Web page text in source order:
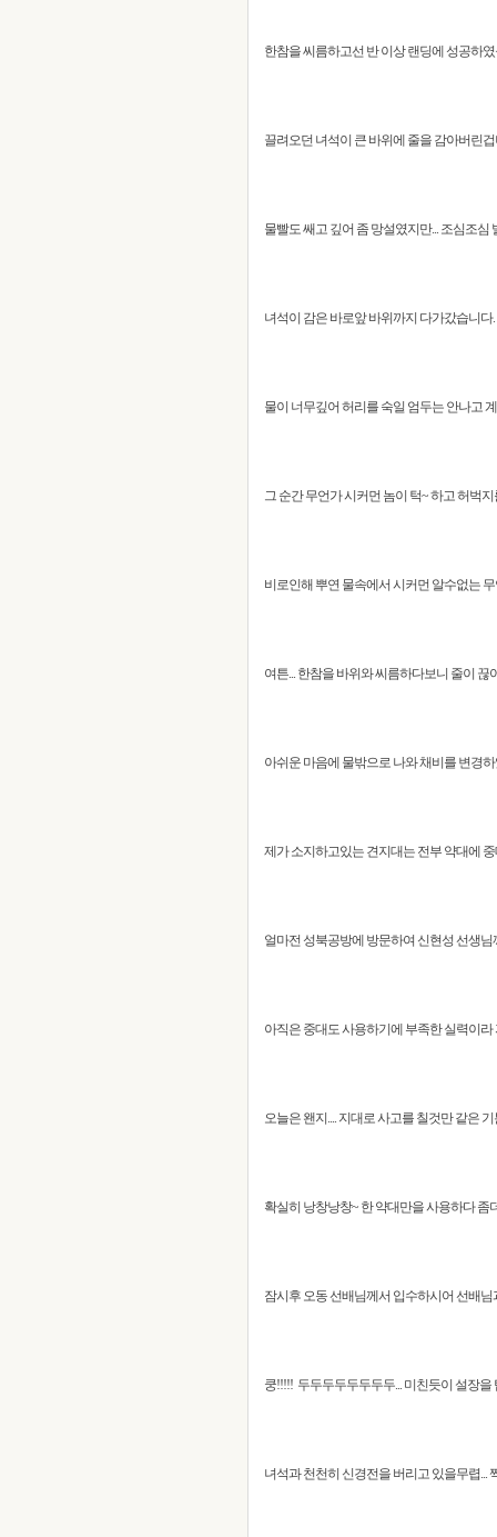
한참을 씨름하고선 반 이상 랜딩에 성공하
끌려오던 녀석이 큰 바위에 줄을 감아버린
물빨도 쌔고 깊어 좀 망설였지만... 조심조
녀석이 감은 바로앞 바위까지 다가갔습니
물이 너무깊어 허리를 숙일 엄두는 안나고
그 순간 무언가 시커먼 놈이 턱~ 하고 허벅
비로인해 뿌연 물속에서 시커먼 알수없는
여튼... 한참을 바위와 씨름하다보니 줄이 끊
아쉬운 마음에 물밖으로 나와 채비를 변경
제가 소지하고있는 견지대는 전부 약대에
얼마전 성북공방에 방문하여 신현성 선생님
아직은 중대도 사용하기에 부족한 실력이
오늘은 왠지.... 지대로 사고를 칠것만 같은
확실히 낭창낭창~ 한 약대만을 사용하다
잠시후 오동 선배님께서 입수하시어 선배
쿵!!!!! 두두두두두두두두... 미친듯이 설장
녀석과 천천히 신경전을 버리고 있을무렵...